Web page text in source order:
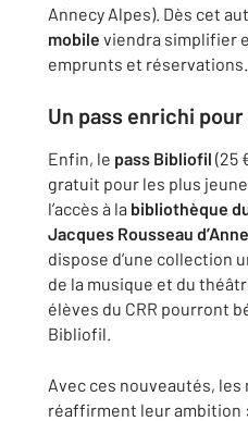
Annecy Alpes). Dès cet
mobile viendra simplifier
emprunts et réservations.
Un pass enrichi
Enfin, le pass Bibliofil (25
gratuit pour les plus
l’accès à la bibliothèque
Jacques Rousseau
dispose d’une collection
de la musique et du
élèves du CRR pourront
Bibliofil.
Avec ces nouveautés, les
réaffirment leur ambition